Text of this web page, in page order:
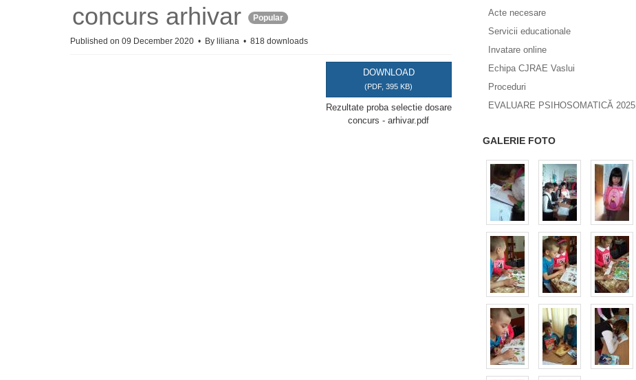
d
f
concurs arhivar
Popular
Published on 09 December 2020 By liliana 818 downloads
DOWNLOAD
(PDF,395 KB)
Rezultate proba selectie dosare
concurs - arhivar.pdf
Acte necesare
Servicii educationale
Invatare online
Echipa CJRAE Vaslui
Proceduri
EVALUARE PSIHOSOMATICĂ 2025
GALERIE FOTO